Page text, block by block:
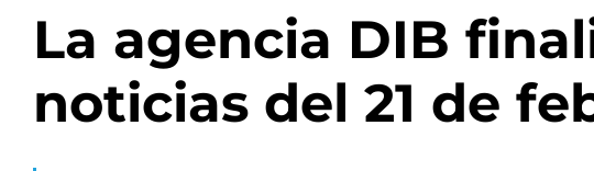
La agencia DIB
noticias del 21 de